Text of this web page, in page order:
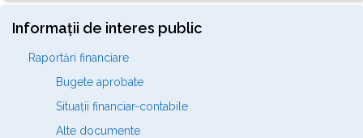
Informații de interes public
Raportări financiare
Bugete aprobate
Situații financiar-contabile
Alte documente